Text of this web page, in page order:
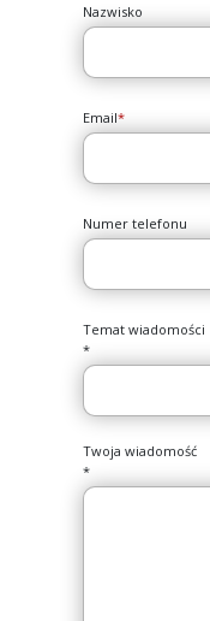
Nazwisko
Email*
Numer telefonu
Temat wiadomości
*
Twoja wiadomość
*